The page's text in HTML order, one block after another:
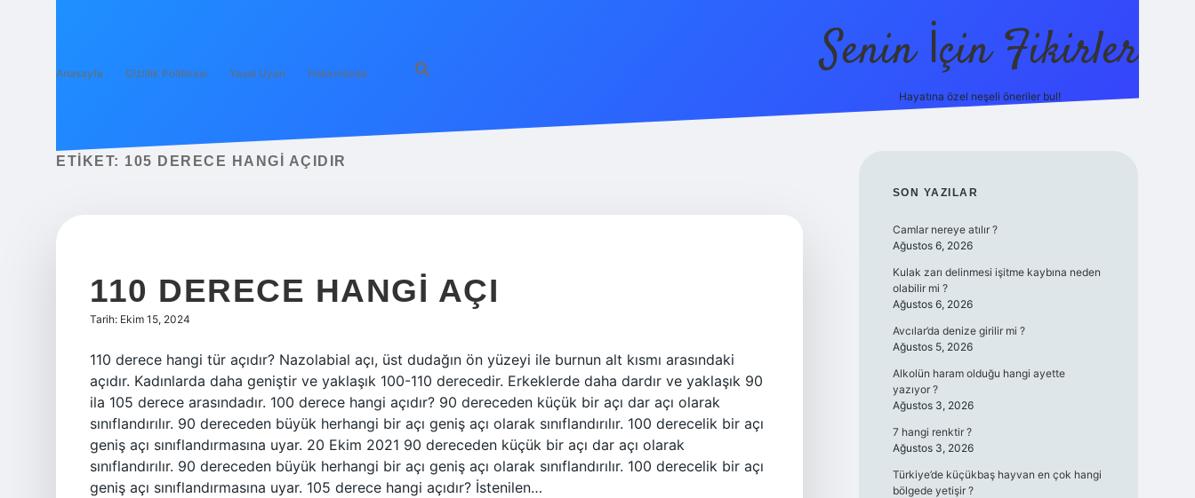
Anasayfa Gizlilik Politikası Yasal Uyarı Hakkımızda Senin İçin Fikirler
Hayatına özel neşeli öneriler bul!
ETIKET: 105 DERECE HANGI AÇIDIR
110 DERECE HANGI AÇI
Tarih: Ekim 15, 2024
110 derece hangi tür açıdır? Nazolabial açı, üst dudağın ön yüzeyi ile burnun alt kısmı arasındaki
açıdır. Kadınlarda daha geniştir ve yaklaşık 100-110 derecedir. Erkeklerde daha dardır ve yaklaşık 90
ila 105 derece arasındadır. 100 derece hangi açıdır? 90 dereceden küçük bir açı dar açı olarak
sınıflandırılır. 90 dereceden büyük herhangi bir açı geniş açı olarak sınıflandırılır. 100 derecelik bir açı
geniş açı sınıflandırmasına uyar. 20 Ekim 2021 90 dereceden küçük bir açı dar açı olarak
sınıflandırılır. 90 dereceden büyük herhangi bir açı geniş açı olarak sınıflandırılır. 100 derecelik bir açı
geniş açı sınıflandırmasına uyar. 105 derece hangi açıdır? İstenilen…
SIDEBAR
SON YAZILAR
Camlar nereye atılır ?
Ağustos 6, 2026
Kulak zarı delinmesi işitme kaybına neden
olabilir mi ?
Ağustos 6, 2026
Avcılar’da denize girilir mi ?
Ağustos 5, 2026
Alkolün haram olduğu hangi ayette
yazıyor ?
Ağustos 3, 2026
7 hangi renktir ?
Ağustos 3, 2026
Türkiye’de küçükbaş hayvan en çok hangi
bölgede yetişir ?